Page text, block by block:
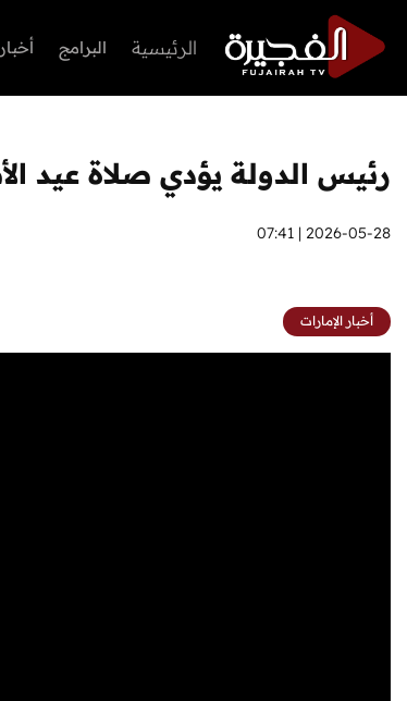
الرئيسية البرامج أخبار
رئيس الدولة يؤدي صلاة عيد
2026-05-28 | 07:41
أخبار الإمارات